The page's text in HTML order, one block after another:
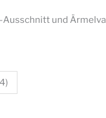
und